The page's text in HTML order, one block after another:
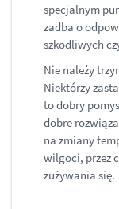
specjalnym
zadba o
szkodliwych
Nie należy
Niektórzy
to dobry
dobre
na zmiany
wilgoci, przez
zużywania się.